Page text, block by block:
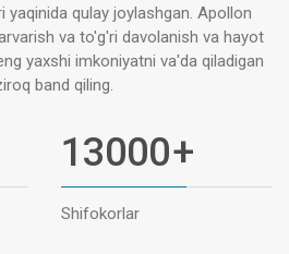
yaqinida qulay joylashgan. Apollon
va to'g'ri davolanish va hayot
yaxshi imkoniyatni va'da qiladigan
band qiling.
13000+
Shifokorlar